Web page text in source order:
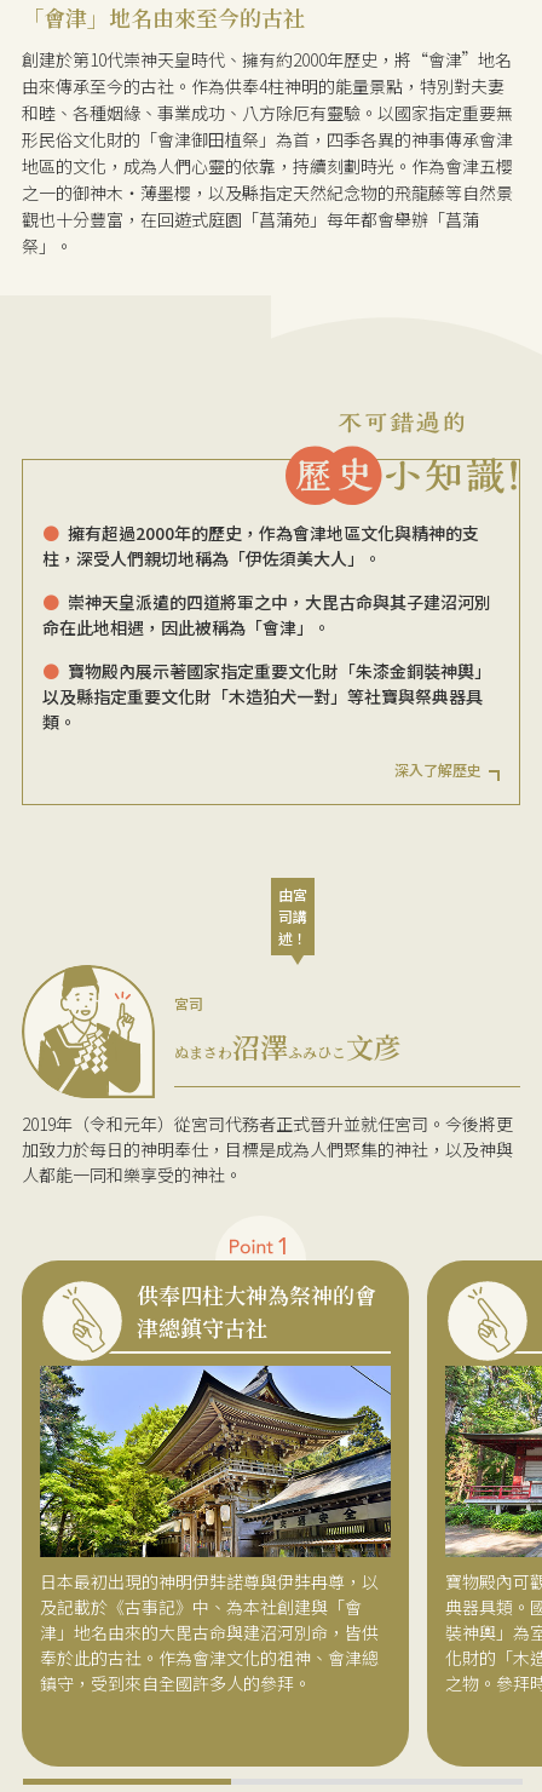
「會津」地名由來至今的古社
創建於第10代崇神天皇時代、擁有約2000年歷史，將“會津”地名
由來傳承至今的古社。作為供奉4柱神明的能量景點，特別對夫妻
和睦、各種姻緣、事業成功、八方除厄有靈驗。以國家指定重要無
形民俗文化財的「會津御田植祭」為首，四季各異的神事傳承會津
地區的文化，成為人們心靈的依靠，持續刻劃時光。作為會津五櫻
之一的御神木・薄墨櫻，以及縣指定天然紀念物的飛龍藤等自然景
觀也十分豐富，在回遊式庭園「菖蒲苑」每年都會舉辦「菖蒲
祭」。
擁有超過2000年的歷史，作為會津地區文化與精神的支
柱，深受人們親切地稱為「伊佐須美大人」。
崇神天皇派遣的四道將軍之中，大毘古命與其子建沼河別
命在此地相遇，因此被稱為「會津」。
寶物殿內展示著國家指定重要文化財「朱漆金銅裝神輿」
以及縣指定重要文化財「木造狛犬一對」等社寶與祭典器具
類。
深入了解歷史
由宮
司講
述！
宮司
ぬまさわ沼澤ふみひこ文彦
2019年（令和元年）從宮司代務者正式晉升並就任宮司。今後將更
加致力於每日的神明奉仕，目標是成為人們聚集的神社，以及神與
人都能一同和樂享受的神社。
供奉四柱大神為祭神的會
津總鎮守古社
日本最初出現的神明伊弉諾尊與伊弉冉尊，以
及記載於《古事記》中、為本社創建與「會
津」地名由來的大毘古命與建沼河別命，皆供
奉於此的古社。作為會津文化的祖神、會津總
鎮守，受到來自全國許多人的參拜。
寶物殿內可
典器具類。
裝神輿」為
化財的「木
之物。參拜